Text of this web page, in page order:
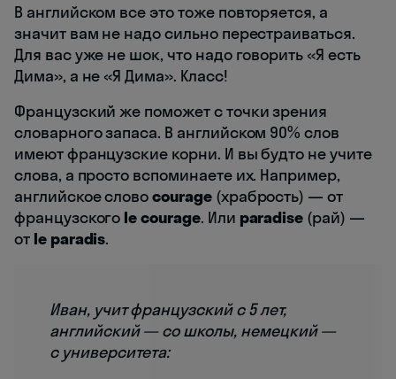
В английском все это тоже повторяется, а
значит вам не надо сильно перестраиваться.
Для вас уже не шок, что надо говорить «Я есть
Дима», а не «Я Дима». Класс!
Французский же поможет с точки зрения
словарного запаса. В английском 90% слов
имеют французские корни. И вы будто не учите
слова, а просто вспоминаете их. Например,
английское словоcourage (храбрость) — от
французского le courage. Или paradise (рай) —
от le paradis.
Иван, учит французский с 5 лет,
английский — со школы, немецкий —
с университета: